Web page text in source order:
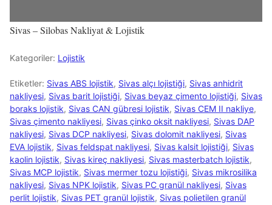
Sivas – Silobas Nakliyat & Lojistik
Kategoriler: Lojistik
Etiketler: Sivas ABS lojistik, Sivas alçı lojistiği, Sivas anhidrit
nakliyesi, Sivas barit lojistiği, Sivas beyaz çimento lojistiği, Sivas
boraks lojistik, Sivas CAN gübresi lojistik, Sivas CEM II nakliye,
Sivas çimento nakliyesi, Sivas çinko oksit nakliyesi, Sivas DAP
nakliyesi, Sivas DCP nakliyesi, Sivas dolomit nakliyesi, Sivas
EVA lojistik, Sivas feldspat nakliyesi, Sivas kalsit lojistiği, Sivas
kaolin lojistik, Sivas kireç nakliyesi, Sivas masterbatch lojistik,
Sivas MCP lojistik, Sivas mermer tozu lojistiği, Sivas mikrosilika
nakliyesi, Sivas NPK lojistik, Sivas PC granül nakliyesi, Sivas
perlit lojistik, Sivas PET granül lojistik, Sivas polietilen granül